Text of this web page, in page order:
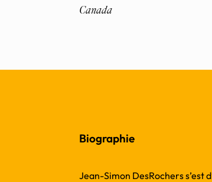
Canada
Biographie
Jean-Simon DesRochers s’est